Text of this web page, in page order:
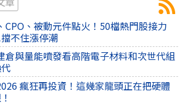
CPO、被動元件點火！50檔熱門股接力
不住漲停潮
倉與量能噴發看高階電子材料和次世代組
瘋狂再投資！這幾家龍頭正在把硬體